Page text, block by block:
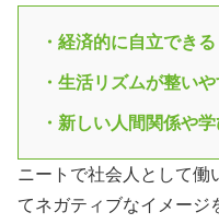
・経済的に自立できる
・生活リズムが整い
・新しい人間関係や
ニートで社会人として働
てネガティブなイメージ